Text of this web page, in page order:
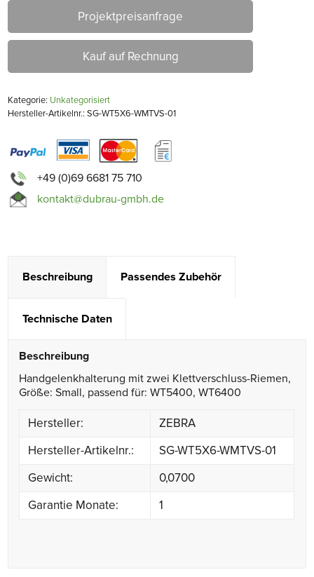
Projektpreisanfrage
Kauf auf Rechnung
Kategorie: Unkategorisiert
Hersteller-Artikelnr.: SG-WT5X6-WMTVS-01
+49 (0)69 6681 75 710
kontakt@dubrau-gmbh.de
Beschreibung Passendes Zubehör
Technische Daten
Beschreibung
Handgelenkhalterung mit zwei Klettverschluss-Riemen,
Größe: Small, passend für: WT5400, WT6400
Hersteller:
ZEBRA
Hersteller-Artikelnr.:
SG-WT5X6-WMTVS-01
Gewicht:
0,0700
Garantie Monate:
1